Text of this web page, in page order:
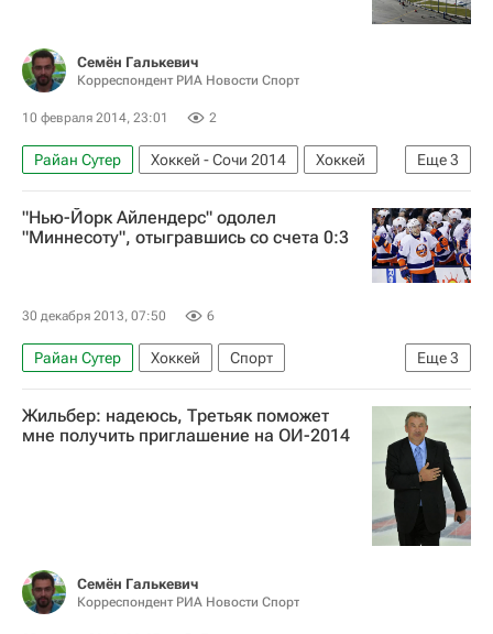
Семён Галькевич
Корреспондент РИА Новости Спорт
10 февраля 2014, 23:01 2
Еще3
Райан Сутер Хоккей - Сочи 2014
Хоккей
Спорт
Олимпийские игры
Зимние Олимпийские игры 2014
"Нью-Йорк Айлендерс" одолел
"Миннесоту", отыгравшись со счета 0:3
30 декабря 2013, 07:50 6
Еще3
Райан Сутер Хоккей
Спорт
Национальная хоккейная лига (НХЛ)
Миннесота Уайлд
Нью-Йорк Айлендерс
Жильбер: надеюсь, Третьяк поможет
мне получить приглашение на ОИ-2014
Семён Галькевич
Корреспондент РИА Новости Спорт